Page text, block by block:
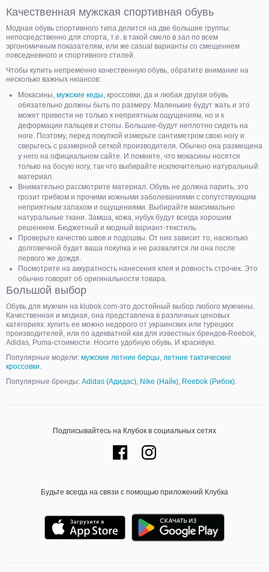
Качественная мужская спортивная обувь
Модная обувь спортивного типа делится на две большие группы:
непосредственно для спорта, т.е. в такой смело в зал по всем
эргономичным показателям, или же casual варианты со смещением
повседневного и спортивного стилей.
Чтобы купить непременно качественную обувь, обратите внимание на
несколько важных нюансов:
Мокасины, мужские кеды, кроссовки, да и любая другая обувь
обязательно должны быть по размеру. Маленькие будут жать и это
может привести не только к неприятным ощущениям, но и к
деформации пальцев и стопы. Большие-будут неплотно сидеть на
ноге. Поэтому, перед покупкой измерьте сантиметром свою ногу и
сверьтесь с размерной сеткой производителя. Обычно она размещена
у него на официальном сайте. И помните, что мокасины носятся
только на босую ногу, так что выбирайте исключительно натуральный
материал.
Внимательно рассмотрите материал. Обувь не должна парить, это
грозит грибком и прочими кожными заболеваниями с сопутствующим
неприятным запахом и ощущениями. Выбирайте максимально
натуральные ткани. Замша, кожа, нубук будут всегда хорошим
решением. Бюджетный и модный вариант-текстиль.
Проверьте качество швов и подошвы. От них зависит то, насколько
долговечной будет ваша покупка и не развалится ли она после
первого же дождя.
Посмотрите на аккуратность нанесения клея и ровность строчек. Это
обычно говорит об оригинальности товара.
Большой выбор
Обувь для мужчин на klubok.com-это достойный выбор любого мужчины.
Качественная и модная, она представлена в различных ценовых
категориях: купить ее можно недорого от украинских или турецких
производителей, или по адекватной как для известных брендов-Reebok,
Adidas, Puma-стоимости. Носите удобную обувь. И красивую.
Популярные модели: мужские летние берцы, летние тактические
кроссовки.
Популярные бренды: Adidas (Адидас), Nike (Найк), Reebok (Рибок).
Подписывайтесь на Клубок в социальных сетях
Будьте всегда на связи с помощью приложений Клубка